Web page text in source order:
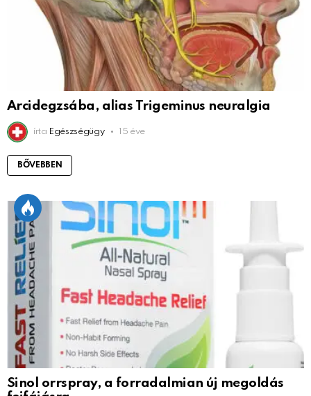
Arcidegzsába, alias Trigeminus neuralgia
írta Egészségügy 15 éve
BŐVEBBEN
Sinol orrspray, a forradalmian új megoldás